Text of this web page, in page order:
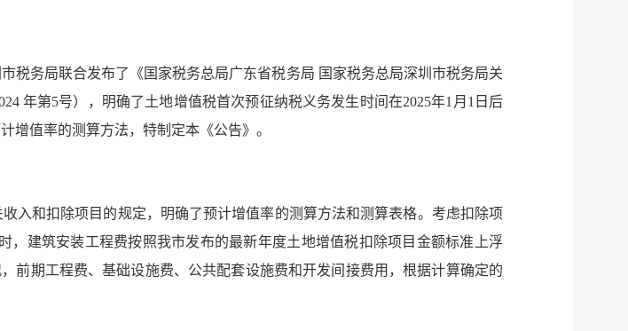
税务局联合发布了《国家税务总局广东省税务局 国家税务总局深圳市税务局关
年第5号），明确了土地增值税首次预征纳税义务发生时间在2025年1月1日后
增值率的测算方法，特制定本《公告》。
入和扣除项目的规定，明确了预计增值率的测算方法和测算表格。考虑扣除项
，建筑安装工程费按照我市发布的最新年度土地增值税扣除项目金额标准上浮
前期工程费、基础设施费、公共配套设施费和开发间接费用，根据计算确定的